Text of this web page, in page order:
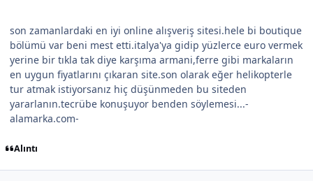
son zamanlardaki en iyi online alışveriş sitesi.hele bi boutique
bölümü var beni mest etti.italya'ya gidip yüzlerce euro vermek
yerine bir tıkla tak diye karşıma armani,ferre gibi markaların
en uygun fiyatlarını çıkaran site.son olarak eğer helikopterle
tur atmak istiyorsanız hiç düşünmeden bu siteden
yararlanın.tecrübe konuşuyor benden söylemesi...-
alamarka.com-
Alıntı